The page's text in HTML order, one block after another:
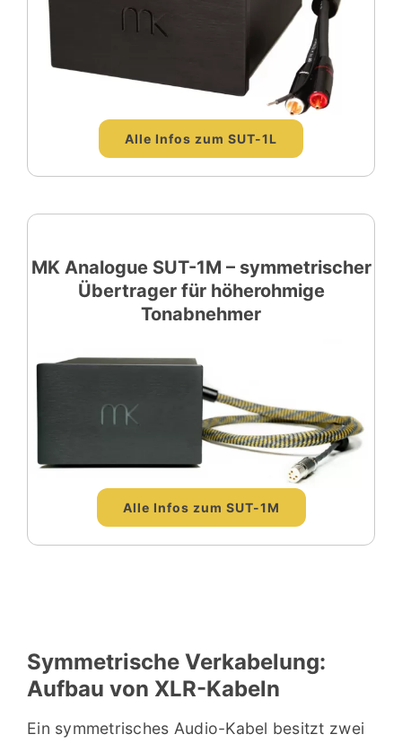
Alle Infos zum SUT-1L
MK Analogue SUT-1M – symmetrischer
Übertrager für höherohmige
Tonabnehmer
Alle Infos zum SUT-1M
Symmetrische Verkabelung:
Aufbau von XLR-Kabeln
Ein symmetrisches Audio-Kabel besitzt zwei